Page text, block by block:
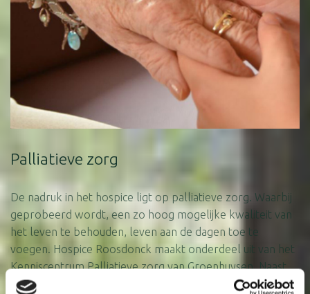
Palliatieve zorg
De nadruk in het hospice ligt op palliatieve zorg. Waarbij
geprobeerd wordt, een zo hoog mogelijke kwaliteit van
het leven te behouden, leven aan de dagen toe te
voegen. Hospice Roosdonck maakt onderdeel uit van het
Kenniscentrum Palliatieve zorg van Groenhuysen. Naast
het hospice is er een opleidingscentrum. Deze kennis